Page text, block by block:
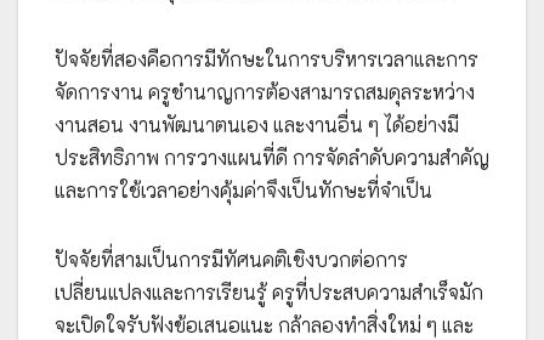
ปัจจัยที่สองคือการมีทักษะในการบริหารเวลาและการ
จัดการงาน ครูชำนาญการต้องสามารถสมดุลระหว่าง
งานสอน งานพัฒนาตนเอง และงานอื่น ๆ ได้อย่างมี
ประสิทธิภาพ การวางแผนที่ดี การจัดลำดับความสำคัญ
และการใช้เวลาอย่างคุ้มค่าจึงเป็นทักษะที่จำเป็น
ปัจจัยที่สามเป็นการมีทัศนคติเชิงบวกต่อการ
เปลี่ยนแปลงและการเรียนรู้ ครูที่ประสบความสำเร็จมัก
จะเปิดใจรับฟังข้อเสนอแนะ กล้าลองทำสิ่งใหม่ ๆ และ